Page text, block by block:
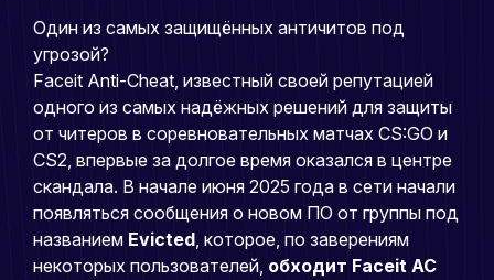
Один из самых защищённых античитов под
угрозой?
Faceit Anti-Cheat, известный своей репутацией
одного из самых надёжных решений для защиты
от читеров в соревновательных матчах CS:GO и
CS2, впервые за долгое время оказался в центре
скандала. В начале июня 2025 года в сети начали
появляться сообщения о новом ПО от группы под
названием Evicted, которое, по заверениям
некоторых пользователей, обходит Faceit AC